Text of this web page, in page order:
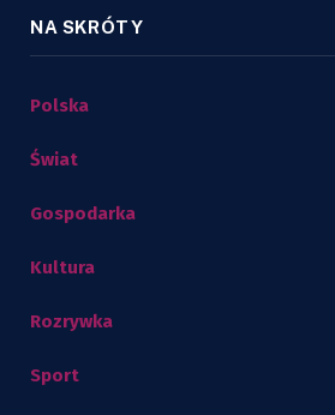
NA SKRÓTY
Polska
Świat
Gospodarka
Kultura
Rozrywka
Sport